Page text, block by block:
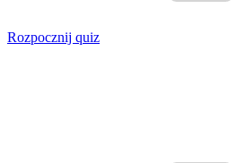
Rozpocznij quiz